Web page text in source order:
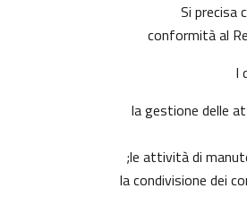
Si precisa
conformità al
I
la gestione delle
le attività di
la condivisione dei